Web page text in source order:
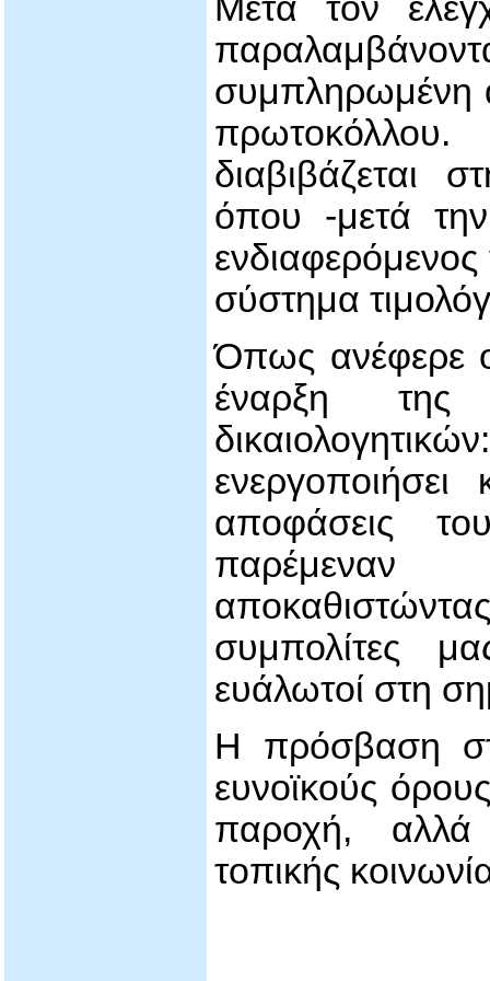
Μετά τον
συμπληρωμένη
διαβιβάζεται
όπου -μετά
ενδιαφερόμενος
σύστημα
Όπως ανέφερε
έναρξη της
ενεργοποιήσει
αποφάσεις
παρέμεναν
συμπολίτες
ευάλωτοί στη
Η πρόσβαση
ευνοϊκούς
παροχή, αλλά
τοπικής